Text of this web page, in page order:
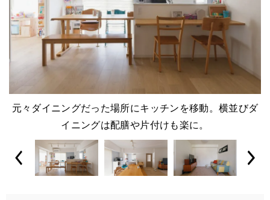
元々ダイニングだった場所にキッチンを移動。横並びダ
イニングは配膳や片付けも楽に。